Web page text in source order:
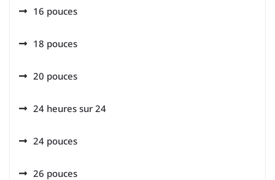
16 pouces
18 pouces
20 pouces
24 heures sur 24
24 pouces
26 pouces